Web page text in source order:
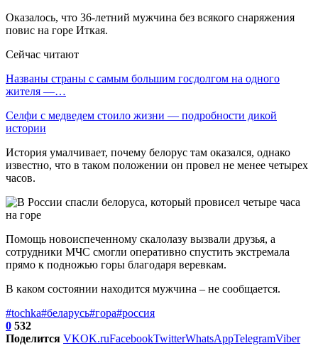
Оказалось, что 36-летний мужчина без всякого снаряжения
повис на горе Иткая.
Сейчас читают
Названы страны с самым большим госдолгом на одного
жителя —…
Селфи с медведем стоило жизни — подробности дикой
истории
История умалчивает, почему белорус там оказался, однако
известно, что в таком положении он провел не менее четырех
часов.
Помощь новоиспеченному скалолазу вызвали друзья, а
сотрудники МЧС смогли оперативно спустить экстремала
прямо к подножью горы благодаря веревкам.
В каком состоянии находится мужчина – не сообщается.
#tochka#беларусь#гора#россия
0 532
Поделится VKOK.ruFacebookTwitterWhatsAppTelegramViber